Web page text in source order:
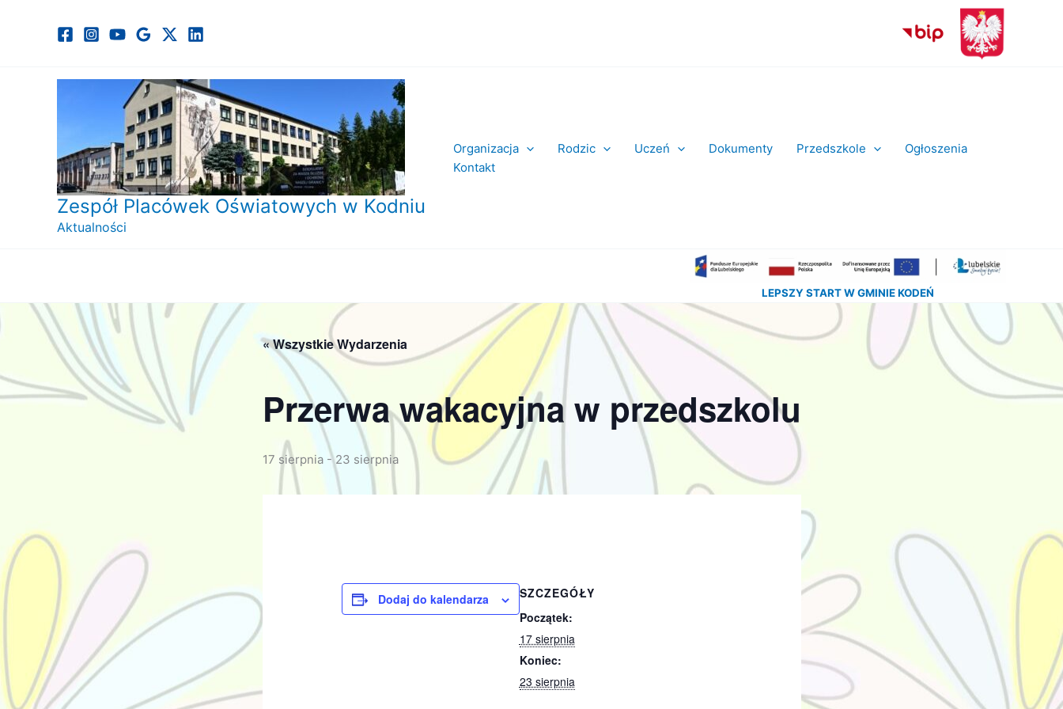
Zespół Placówek Oświatowych w Kodniu
Aktualności
Organizacja Rodzic Uczeń Dokumenty Przedszkole
Ogłoszenia
Kontakt
LEPSZY START W GMINIE KODEŃ
« Wszystkie Wydarzenia
Przerwa wakacyjna w przedszkolu
17 sierpnia-23 sierpnia
Dodaj do kalendarza
SZCZEGÓŁY
Początek:
17 sierpnia
Koniec:
23 sierpnia